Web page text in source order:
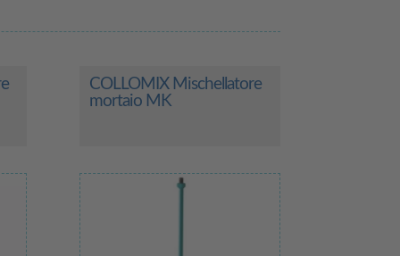
COLLOMIX Mischellatore
mortaio MK